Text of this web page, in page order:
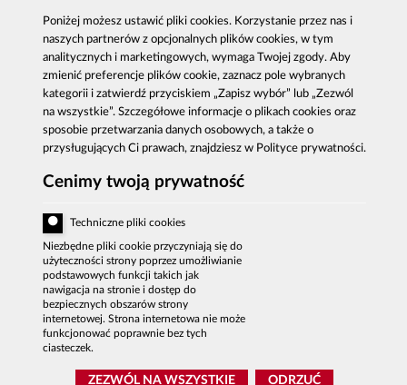
Publikacje
Strategie antykorupcyjne
Platforma e-learningowa
Centrala CBA w Warszawie
Delegatury CBA
Zgłoś korupcję
Dla mediów
Sygnaliści - zgłoszenia zewnętrzne
Zgłoszenie korupcji: 800 808 808, email:
sygnal@
fax: 22 437 2297, tel.: 22 437 2222, email:
bip@cba.gov.pl
DEKLARACJA DOSTĘPNOŚCI
MAPA SERWISU
POLITYKA PRYWATNOŚCI
Poniżej możesz ustawić pliki cookies. Korzystanie przez nas i
naszych partnerów z opcjonalnych plików cookies, w tym
analitycznych i marketingowych, wymaga Twojej zgody. Aby
zmienić preferencje plików cookie, zaznacz pole wybranych
kategorii i zatwierdź przyciskiem „Zapisz wybór” lub „Zezwól
na wszystkie”. Szczegółowe informacje o plikach cookies oraz
sposobie przetwarzania danych osobowych, a także o
przysługujących Ci prawach, znajdziesz w Polityce prywatności.
Cenimy twoją prywatność
Techniczne pliki cookies
Niezbędne pliki cookie przyczyniają się do
użyteczności strony poprzez umożliwianie
podstawowych funkcji takich jak
nawigacja na stronie i dostęp do
bezpiecznych obszarów strony
internetowej. Strona internetowa nie może
funkcjonować poprawnie bez tych
ciasteczek.